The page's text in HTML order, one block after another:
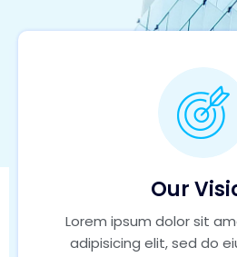
Our
Lorem ipsum dolor sit
adipisicing elit, sed do